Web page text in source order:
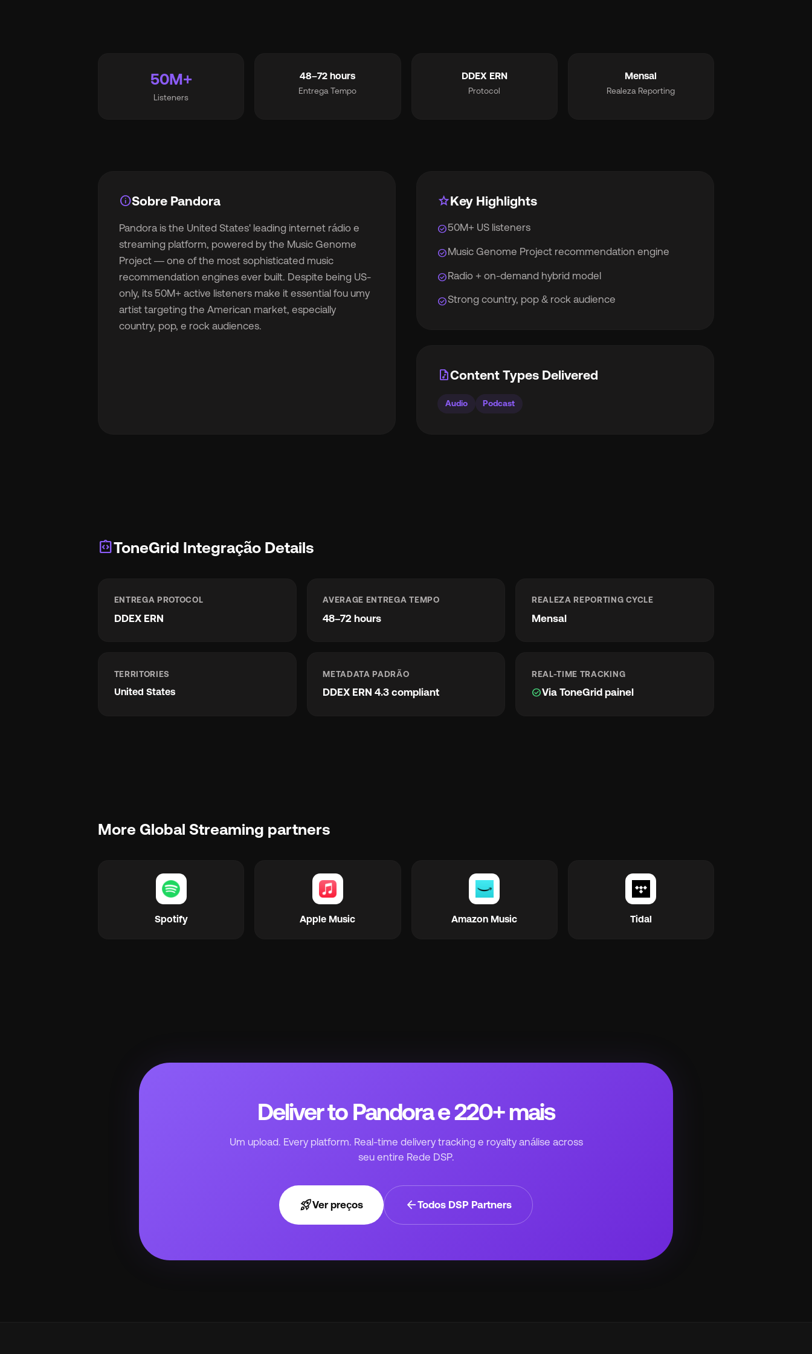
Para Selos
Redação
rocket_launchVer preços
50M+
Listeners
48–72 hours
Entrega Tempo
DDEX ERN
Protocol
Mensal
Realeza Reporting
infoSobre Pandora
Pandora is the United States' leading internet rádio e
streaming platform, powered by the Music Genome
Project — one of the most sophisticated music
recommendation engines ever built. Despite being US-
only, its 50M+ active listeners make it essential fou umy
artist targeting the American market, especially
country, pop, e rock audiences.
starKey Highlights
check_circle50M+ US listeners
check_circleMusic Genome Project recommendation engine
check_circleRadio + on-demand hybrid model
check_circleStrong country, pop & rock audience
audio_fileContent Types Delivered
Audio Podcast
integration_instructionsToneGrid Integração Details
ENTREGA PROTOCOL
DDEX ERN
AVERAGE ENTREGA TEMPO
48–72 hours
REALEZA REPORTING CYCLE
Mensal
TERRITORIES
United States
METADATA PADRÃO
DDEX ERN 4.3 compliant
REAL-TIME TRACKING
check_circleVia ToneGrid painel
More Global Streaming partners
Spotify Apple Music Amazon Music Tidal
Deliver to Pandora e 220+ mais
Um upload. Every platform. Real-time delivery tracking e royalty análise across
seu entire Rede DSP.
rocket_launchVer preços arrow_backTodos DSP Partners